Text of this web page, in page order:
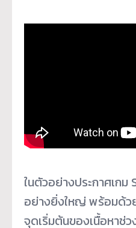
ในตัวอย่างประกาศเก
อย่างยิ่งใหญ่ พร้อมด้ว
จุดเริ่มต้นของเนื้อหาช่ว